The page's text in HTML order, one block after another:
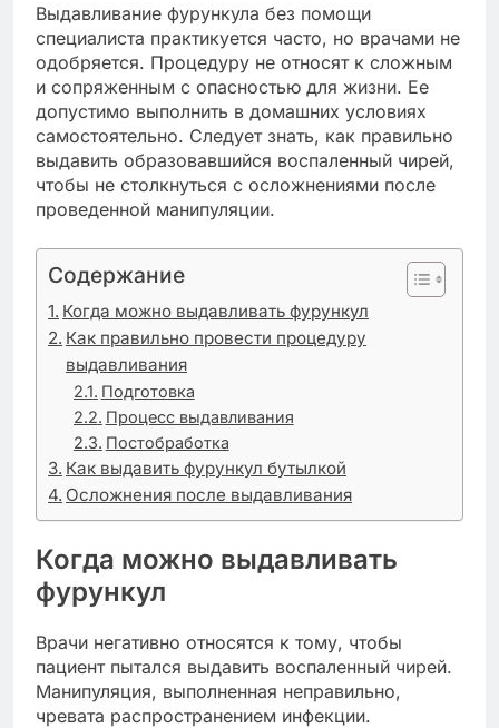
Выдавливание фурункула без помощи
специалиста практикуется часто, но врачами не
одобряется. Процедуру не относят к сложным
и сопряженным с опасностью для жизни. Ее
допустимо выполнить в домашних условиях
самостоятельно. Следует знать, как правильно
выдавить образовавшийся воспаленный чирей,
чтобы не столкнуться с осложнениями после
проведенной манипуляции.
Содержание
Когда можно выдавливать фурункул
Как правильно провести процедуру
выдавливания
Подготовка
Процесс выдавливания
Постобработка
Как выдавить фурункул бутылкой
Осложнения после выдавливания
Когда можно выдавливать
фурункул
Врачи негативно относятся к тому, чтобы
пациент пытался выдавить воспаленный чирей.
Манипуляция, выполненная неправильно,
чревата распространением инфекции.